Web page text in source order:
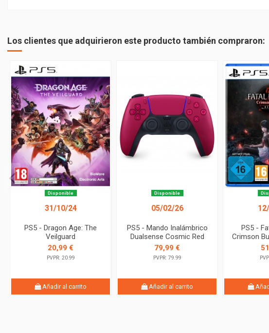
Los clientes que adquirieron este producto también compraron:
Disponible
31/10/24
PS5 - Dragon Age: The
Veilguard
20,99 €
PVPR: 20.99
Añadir al carrito
Disponible
05/02/26
PS5 - Mando Inalámbrico
Dualsense Cosmic Red
79,99 €
PVPR: 79.99
Añadir al carrito
PS5 -
Crimson